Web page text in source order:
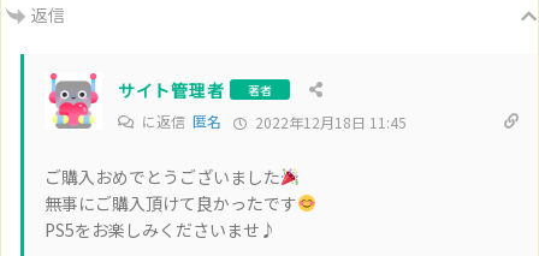
返信
サイト管理者 著者
に返信 匿名 2022年12月18日 11:45
ご購入おめでとうございました
無事にご購入頂けて良かったです
PS5をお楽しみくださいませ♪